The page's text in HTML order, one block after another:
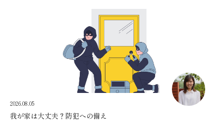
2026.08.05
我が家は大丈夫？防犯への備え